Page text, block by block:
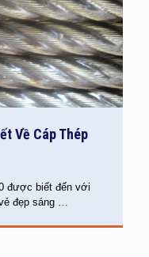
Về Cáp Thép
được biết đến với
đẹp sáng …